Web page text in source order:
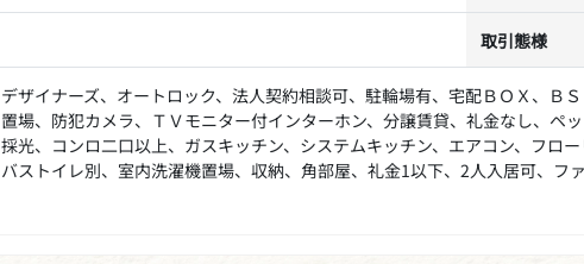
取引態様
デザイナーズ、オートロック、法人契約相談可、駐輪場有、宅配ＢＯＸ、Ｂ
置場、防犯カメラ、ＴＶモニター付インターホン、分譲賃貸、礼金なし、ペ
採光、コンロ二口以上、ガスキッチン、システムキッチン、エアコン、フロ
バストイレ別、室内洗濯機置場、収納、角部屋、礼金1以下、2人入居可、フ